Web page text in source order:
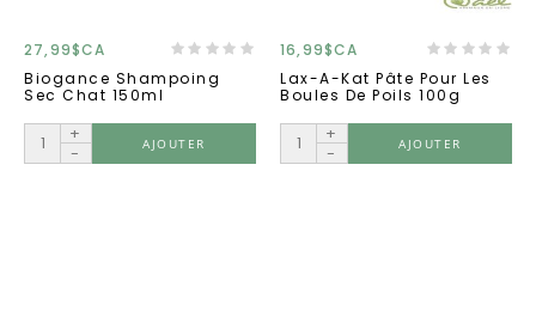
27,99$CA
Biogance Shampoing
Sec Chat 150ml
+
-
AJOUTER
16,99$CA
Lax-A-Kat Pâte Pour Les
Boules De Poils 100g
+
-
AJOUTER